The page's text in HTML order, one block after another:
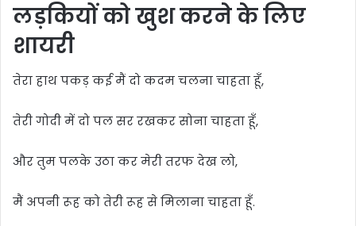
लड़कियों को खुश करने के लिए
शायरी
तेरा हाथ पकड़ कई मैं दो कदम चलना चाहता हूँ,
तेरी गोदी में दो पल सर रखकर सोना चाहता हूँ,
और तुम पलके उठा कर मेरी तरफ देख लो,
मैं अपनी रूह को तेरी रूह से मिलाना चाहता हूँ.